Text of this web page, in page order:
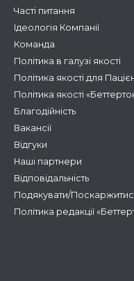
Часті питання
Ідеологія Компанії
Команда
Політика в галузі якості
Політика якості для
Політика якості
Благодійність
Вакансії
Відгуки
Наші партнери
Відповідальність
Подякувати/
Політика редакції